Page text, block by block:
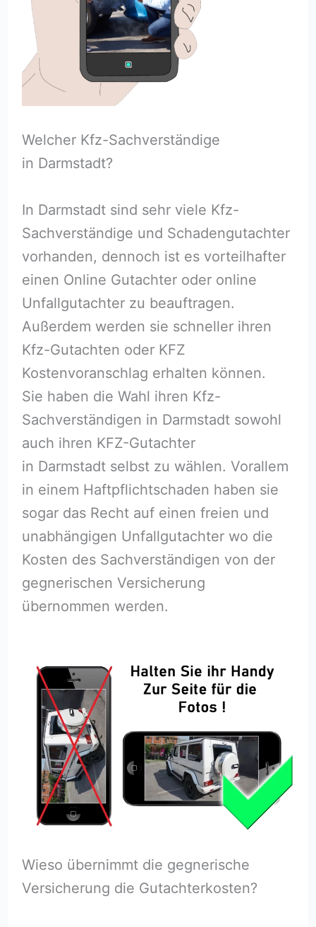
Welcher Kfz-Sachverständige
in Darmstadt?
In Darmstadt sind sehr viele Kfz-
Sachverständige und Schadengutachter
vorhanden, dennoch ist es vorteilhafter
einen Online Gutachter oder online
Unfallgutachter zu beauftragen.
Außerdem werden sie schneller ihren
Kfz-Gutachten oder KFZ
Kostenvoranschlag erhalten können.
Sie haben die Wahl ihren Kfz-
Sachverständigen in Darmstadt sowohl
auch ihren KFZ-Gutachter
in Darmstadt selbst zu wählen. Vorallem
in einem Haftpflichtschaden haben sie
sogar das Recht auf einen freien und
unabhängigen Unfallgutachter wo die
Kosten des Sachverständigen von der
gegnerischen Versicherung
übernommen werden.
Wieso übernimmt die gegnerische
Versicherung die Gutachterkosten?